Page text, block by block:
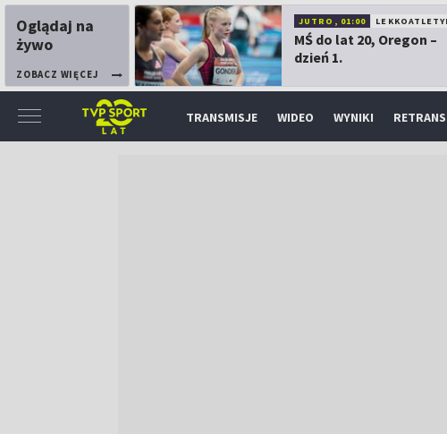
Oglądaj na
żywo
ZOBACZ WIĘCEJ
JUTRO, 01:00
MŚ do lat 20, Oregon –
dzień 1.
TRANSMISJE WIDEO WYNIKI